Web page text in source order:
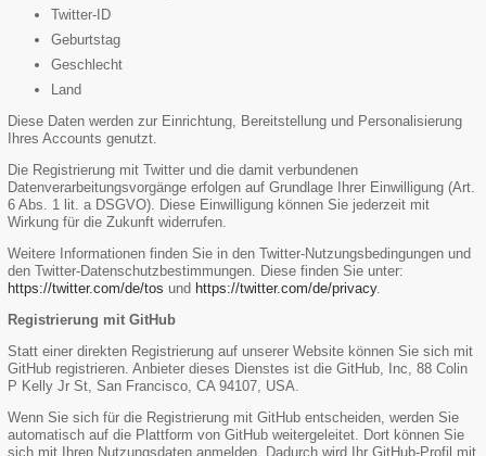
Twitter-ID
Geburtstag
Geschlecht
Land
Diese Daten werden zur Einrichtung, Bereitstellung und Personalisierung
Ihres Accounts genutzt.
Die Registrierung mit Twitter und die damit verbundenen
Datenverarbeitungsvorgänge erfolgen auf Grundlage Ihrer Einwilligung (Art.
6 Abs. 1 lit. a DSGVO). Diese Einwilligung können Sie jederzeit mit
Wirkung für die Zukunft widerrufen.
Weitere Informationen finden Sie in den Twitter-Nutzungsbedingungen und
den Twitter-Datenschutzbestimmungen. Diese finden Sie unter:
https://twitter.com/de/tos und https://twitter.com/de/privacy.
Registrierung mit GitHub
Statt einer direkten Registrierung auf unserer Website können Sie sich mit
GitHub registrieren. Anbieter dieses Dienstes ist die GitHub, Inc, 88 Colin
P Kelly Jr St, San Francisco, CA 94107, USA.
Wenn Sie sich für die Registrierung mit GitHub entscheiden, werden Sie
automatisch auf die Plattform von GitHub weitergeleitet. Dort können Sie
sich mit Ihren Nutzungsdaten anmelden. Dadurch wird Ihr GitHub-Profil mit